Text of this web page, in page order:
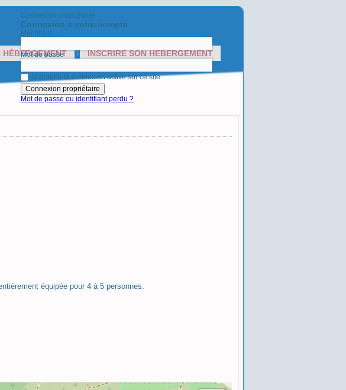
Connexion propriétaire
Connexion à votre compte
Identifiant
Mot de passe
Maintenir la connexion active sur ce site
Mot de passe ou identifiant perdu ?
HÉBERGEMENT INSCRIRE SON HÉBERGEMENT
équipée pour 4 à 5 personnes.